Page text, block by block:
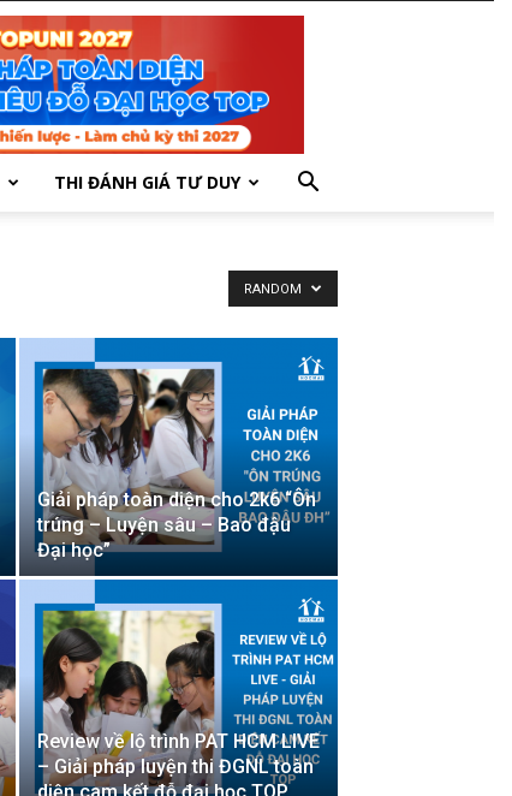
THI ĐÁNH GIÁ TƯ DUY
RANDOM
Giải pháp toàn diện cho 2k6 “Ôn
trúng – Luyện sâu – Bao đậu
Đại học”
Review về lộ trình PAT HCM LIVE
– Giải pháp luyện thi ĐGNL toàn